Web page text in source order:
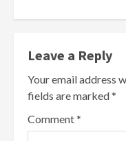
Leave a Reply
Your email address
fields are marked*
Comment*